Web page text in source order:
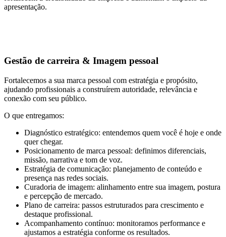
apresentação.
Gestão de carreira & Imagem pessoal
Fortalecemos a sua marca pessoal com estratégia e propósito,
ajudando profissionais a construírem autoridade, relevância e
conexão com seu público.
O que entregamos:
Diagnóstico estratégico: entendemos quem você é hoje e onde
quer chegar.
Posicionamento de marca pessoal: definimos diferenciais,
missão, narrativa e tom de voz.
Estratégia de comunicação: planejamento de conteúdo e
presença nas redes sociais.
Curadoria de imagem: alinhamento entre sua imagem, postura
e percepção de mercado.
Plano de carreira: passos estruturados para crescimento e
destaque profissional.
Acompanhamento contínuo: monitoramos performance e
ajustamos a estratégia conforme os resultados.